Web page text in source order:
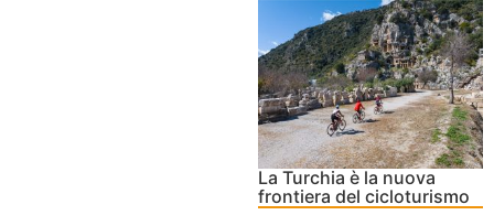
La Turchia è la nuova
frontiera del cicloturismo